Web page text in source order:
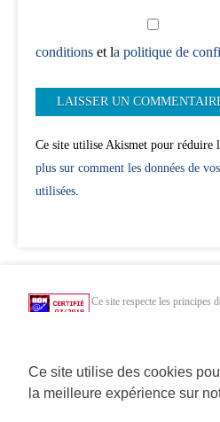
Ce site utilise des cookies
la meilleure expérience sur
conditions et la politique de
Ce site utilise Akismet pour réduire
plus sur comment les données de
utilisées
Ce site respecte les principes